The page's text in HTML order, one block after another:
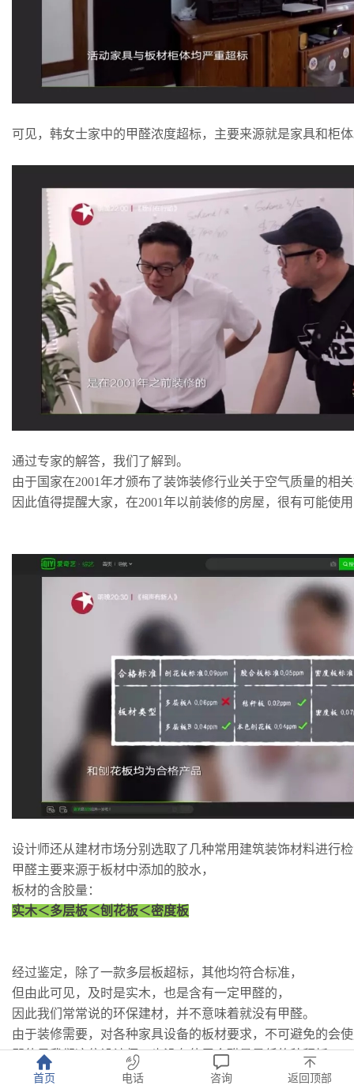
可见，韩女士家中的甲醛浓度超标，主要来源就是家具和柜
通过专家的解答，我们了解到。
由于国家在2001年才颁布了装饰装修行业关于空气质量的相
因此值得提醒大家，在2001年以前装修的房屋，很有可能使
设计师还从建材市场分别选取了几种常用建筑装饰材料进行
甲醛主要来源于板材中添加的胶水，
板材的含胶量：
实木＜多层板＜刨花板＜密度板
经过鉴定，除了一款多层板超标，其他均符合标准，
但由此可见，及时是实木，也是含有一定甲醛的，
因此我们常常说的环保建材，并不意味着就没有甲醛。
由于装修需要，对各种家具设备的板材要求，不可避免的会
即使是我们这位设计师，也没有使用含醛量最低的秸秆板。
那么他是又如何避免甲醛污染的呢？
首页 电话 咨询 返回顶部